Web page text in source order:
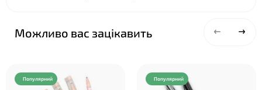
Можливо вас зацікавить
Популярний Популярний